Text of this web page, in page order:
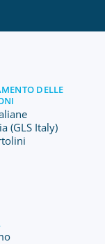
DELLE
(GLS Italy)